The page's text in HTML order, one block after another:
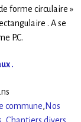
forme circulaire »
. A se
P.C.
.
commune, Nos
Chantiers divers